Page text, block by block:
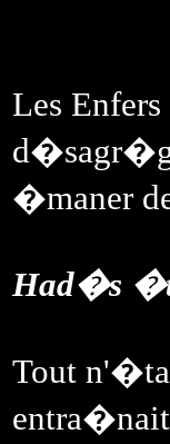
Les
�maner
Had�s
Tout